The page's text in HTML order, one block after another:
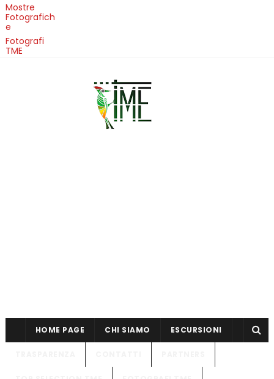
Mostre
Fotografich
e
Fotografi
TME
HOME PAGE CHI SIAMO ESCURSIONI